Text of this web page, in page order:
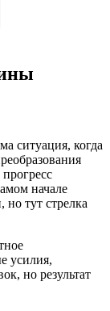
ситуация, когда
начале
тут стрелка
усилия,
но результат